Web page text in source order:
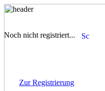
Noch nicht registriert...
Zur Registrierung